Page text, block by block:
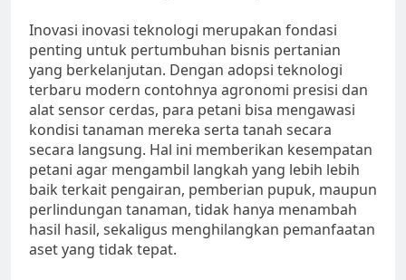
Inovasi inovasi teknologi merupakan fondasi
penting untuk pertumbuhan bisnis pertanian
yang berkelanjutan. Dengan adopsi teknologi
terbaru modern contohnya agronomi presisi dan
alat sensor cerdas, para petani bisa mengawasi
kondisi tanaman mereka serta tanah secara
secara langsung. Hal ini memberikan kesempatan
petani agar mengambil langkah yang lebih lebih
baik terkait pengairan, pemberian pupuk, maupun
perlindungan tanaman, tidak hanya menambah
hasil hasil, sekaligus menghilangkan pemanfaatan
aset yang tidak tepat.